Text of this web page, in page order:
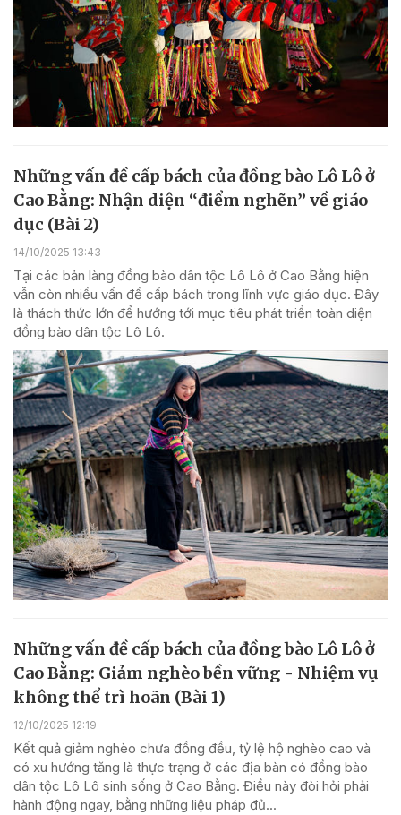
Những vấn đề cấp bách của đồng bào Lô Lô ở
Cao Bằng: Nhận diện “điểm nghẽn” về giáo
dục (Bài 2)
14/10/2025 13:43
Tại các bản làng đồng bào dân tộc Lô Lô ở Cao Bằng hiện
vẫn còn nhiều vấn đề cấp bách trong lĩnh vực giáo dục. Đây
là thách thức lớn để hướng tới mục tiêu phát triển toàn diện
đồng bào dân tộc Lô Lô.
Những vấn đề cấp bách của đồng bào Lô Lô ở
Cao Bằng: Giảm nghèo bền vững - Nhiệm vụ
không thể trì hoãn (Bài 1)
12/10/2025 12:19
Kết quả giảm nghèo chưa đồng đều, tỷ lệ hộ nghèo cao và
có xu hướng tăng là thực trạng ở các địa bàn có đồng bào
dân tộc Lô Lô sinh sống ở Cao Bằng. Điều này đòi hỏi phải
hành động ngay, bằng những liệu pháp đủ...